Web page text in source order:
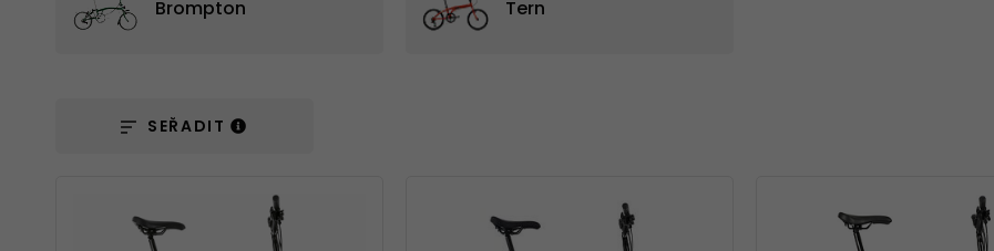
Péče o kolo
Stojánky
Vouchery Literatura
Brompton Tern
SEŘADIT